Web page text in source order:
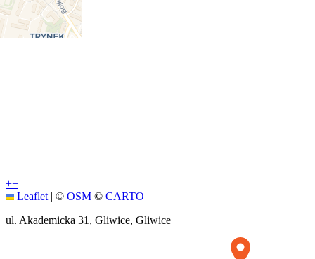
+−
Leaflet | © OSM © CARTO
ul. Akademicka 31, Gliwice, Gliwice